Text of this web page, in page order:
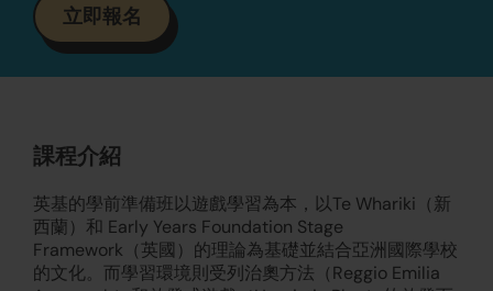
立即報名
課程介紹
英基的學前準備班以遊戲學習為本，以Te Whariki（新
西蘭）和 Early Years Foundation Stage
Framework（英國）的理論為基礎並結合亞洲國際學校
的文化。而學習環境則受列治奧方法（Reggio Emilia